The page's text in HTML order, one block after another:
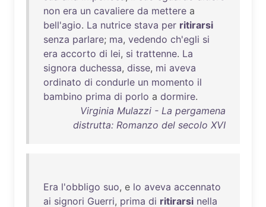
non era un cavaliere da mettere a
bell'agio. La nutrice stava per ritirarsi
senza parlare; ma, vedendo ch'egli si
era accorto di lei, si trattenne. La
signora duchessa, disse, mi aveva
ordinato di condurle un momento il
bambino prima di porlo a dormire.
Virginia Mulazzi - La pergamena
distrutta: Romanzo del secolo XVI
Era l'obbligo suo, e lo aveva accennato
ai signori Guerri, prima di ritirarsi nella